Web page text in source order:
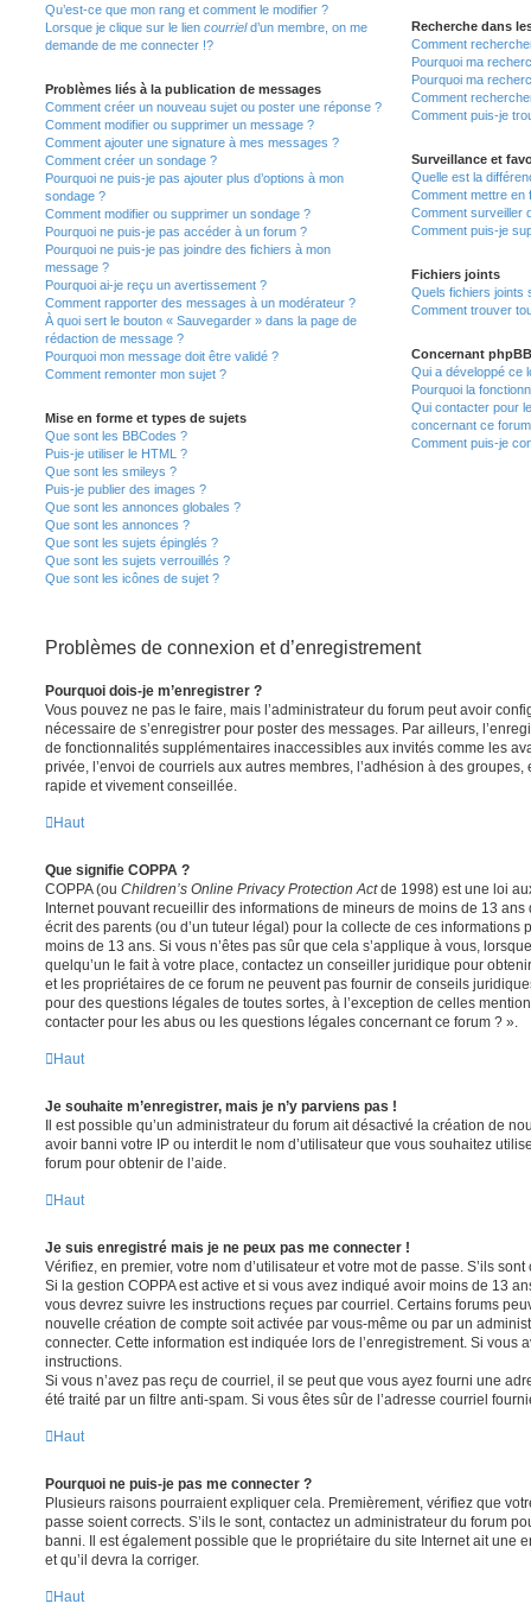
Qu’est-ce que mon rang et comment le modifier ?
Lorsque je clique sur le lien courrield’un membre, on me
demande de me connecter !?
Problèmes liés à la publication de messages
Comment créer un nouveau sujet ou poster une réponse ?
Comment modifier ou supprimer un message ?
Comment ajouter une signature à mes messages ?
Comment créer un sondage ?
Pourquoi ne puis-je pas ajouter plus d’options à mon
sondage ?
Comment modifier ou supprimer un sondage ?
Pourquoi ne puis-je pas accéder à un forum ?
Pourquoi ne puis-je pas joindre des fichiers à mon
message ?
Pourquoi ai-je reçu un avertissement ?
Comment rapporter des messages à un modérateur ?
À quoi sert le bouton « Sauvegarder » dans la page de
rédaction de message ?
Pourquoi mon message doit être validé ?
Comment remonter mon sujet ?
Mise en forme et types de sujets
Que sont les BBCodes ?
Puis-je utiliser le HTML ?
Que sont les smileys ?
Puis-je publier des images ?
Que sont les annonces globales ?
Que sont les annonces ?
Que sont les sujets épinglés ?
Que sont les sujets verrouillés ?
Que sont les icônes de sujet ?
Recherche dans
Comment
Pourquoi ma
Pourquoi ma
Comment
Comment puis-je
Surveillance et
Quelle est la
Comment mettre en
Comment surveiller
Comment puis-je
Fichiers joints
Quels fichiers joints
Comment trouver
Concernant phpBB
Qui a développé ce
Pourquoi la
Qui contacter pour
concernant ce
Comment puis-je
Problèmes de connexion et d’enregistrement
Pourquoi dois-je m’enregistrer ?
Vous pouvez ne pas le faire, mais l’administrateur du forum peut avoir
nécessaire de s’enregistrer pour poster des messages. Par ailleurs,
de fonctionnalités supplémentaires inaccessibles aux invités comme les
privée, l’envoi de courriels aux autres membres, l’adhésion à des groupes,
rapide et vivement conseillée.
Haut
Que signifie COPPA ?
COPPA (ou Children’s Online Privacy Protection Actde 1998) est une loi
Internet pouvant recueillir des informations de mineurs de moins de 13
écrit des parents (ou d’un tuteur légal) pour la collecte de ces informations
moins de 13 ans. Si vous n’êtes pas sûr que cela s’applique à vous,
quelqu’un le fait à votre place, contactez un conseiller juridique pour
et les propriétaires de ce forum ne peuvent pas fournir de conseils
pour des questions légales de toutes sortes, à l’exception de celles
contacter pour les abus ou les questions légales concernant ce forum ? ».
Haut
Je souhaite m’enregistrer, mais je n’y parviens pas !
Il est possible qu’un administrateur du forum ait désactivé la création de
avoir banni votre IP ou interdit le nom d’utilisateur que vous souhaitez
forum pour obtenir de l’aide.
Haut
Je suis enregistré mais je ne peux pas me connecter !
Vérifiez, en premier, votre nom d’utilisateur et votre mot de passe. S’ils
Si la gestion COPPA est active et si vous avez indiqué avoir moins de 13
vous devrez suivre les instructions reçues par courriel. Certains forums
nouvelle création de compte soit activée par vous-même ou par un
connecter. Cette information est indiquée lors de l’enregistrement. Si vous
instructions.
Si vous n’avez pas reçu de courriel, il se peut que vous ayez fourni une
été traité par un filtre anti-spam. Si vous êtes sûr de l’adresse courriel
Haut
Pourquoi ne puis-je pas me connecter ?
Plusieurs raisons pourraient expliquer cela. Premièrement, vérifiez que
passe soient corrects. S’ils le sont, contactez un administrateur du forum
banni. Il est également possible que le propriétaire du site Internet ait une
et qu’il devra la corriger.
Haut